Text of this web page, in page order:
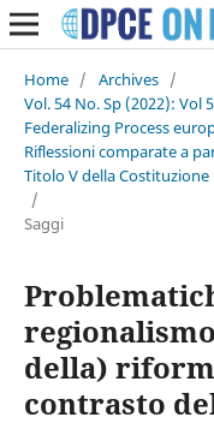
Home / Archives /
Vol. 54 No. Sp (2022): Vol
Federalizing Process
Riflessioni comparate a
Titolo V della Costituzione
/
Saggi
della)
contrasto